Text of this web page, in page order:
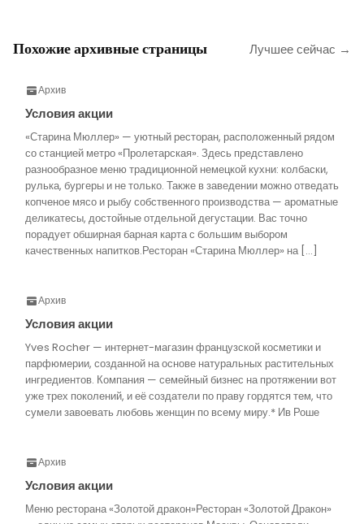
Похожие архивные страницы Лучшее сейчас →
Архив
Условия акции
«Старина Мюллер» — уютный ресторан, расположенный рядом
со станцией метро «Пролетарская». Здесь представлено
разнообразное меню традиционной немецкой кухни: колбаски,
рулька, бургеры и не только. Также в заведении можно отведать
копченое мясо и рыбу собственного производства — ароматные
деликатесы, достойные отдельной дегустации. Вас точно
порадует обширная барная карта с большим выбором
качественных напитков.Ресторан «Старина Мюллер» на […]
Архив
Условия акции
Yves Rocher — интернет-магазин французской косметики и
парфюмерии, созданной на основе натуральных растительных
ингредиентов. Компания — семейный бизнес на протяжении вот
уже трех поколений, и её создатели по праву гордятся тем, что
сумели завоевать любовь женщин по всему миру.* Ив Роше
Архив
Условия акции
Меню ресторана «Золотой дракон»Ресторан «Золотой Дракон»